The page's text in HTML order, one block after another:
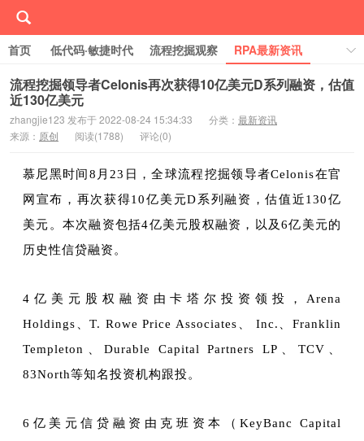
首页 低代码·敏捷时代 流程挖掘观察
RPA最新资讯
线下/线上活动Event
行业案例库
学习RPA
关于RPA中国
流程挖掘领导者Celonis再次获得10亿美元D系列融资，估值
近130亿美元
zhangjie123 发布于 2022-08-24 15:34:33 分类： 最新资讯
来源： 原创 阅读(1788) 评论(0)
慕尼黑时间8月23日，全球流程挖掘领导者Celonis在官
网宣布，再次获得10亿美元D系列融资，估值近130亿
美元。本次融资包括4亿美元股权融资，以及6亿美元的
历史性信贷融资。
4亿美元股权融资由卡塔尔投资领投，Arena
Holdings、T. Rowe Price Associates、 Inc.、Franklin
Templeton、Durable Capital Partners LP、TCV、
83North等知名投资机构跟投。
6亿美元信贷融资由克班资本（KeyBanc Capital